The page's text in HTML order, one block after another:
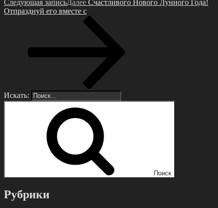
Следующая записьДалее Счастливого Нового Лунного Года!
Отпразднуй его вместе с
Искать:
Поиск
Рубрики